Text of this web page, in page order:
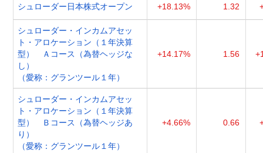
シュローダー日本株式オープン +18.13% 1.32
シュローダー・インカムアセッ
ト・アロケーション（１年決算
型） Ａコース（為替ヘッジな
し）
（愛称：グランツール１年）
+14.17% 1.56
シュローダー・インカムアセッ
ト・アロケーション（１年決算
型） Ｂコース（為替ヘッジあ
り）
（愛称：グランツール１年）
+4.66% 0.66